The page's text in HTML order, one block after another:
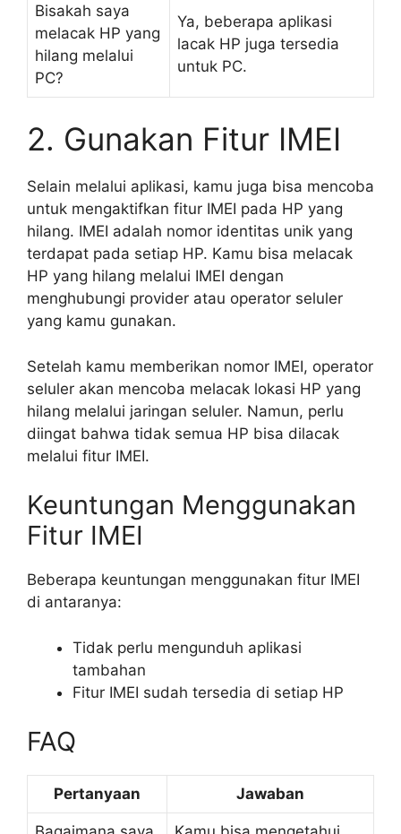
Bisakah saya
melacak HP yang
hilang melalui
PC?
Ya, beberapa aplikasi
lacak HP juga tersedia
untuk PC.
2. Gunakan Fitur IMEI
Selain melalui aplikasi, kamu juga bisa mencoba
untuk mengaktifkan fitur IMEI pada HP yang
hilang. IMEI adalah nomor identitas unik yang
terdapat pada setiap HP. Kamu bisa melacak
HP yang hilang melalui IMEI dengan
menghubungi provider atau operator seluler
yang kamu gunakan.
Setelah kamu memberikan nomor IMEI, operator
seluler akan mencoba melacak lokasi HP yang
hilang melalui jaringan seluler. Namun, perlu
diingat bahwa tidak semua HP bisa dilacak
melalui fitur IMEI.
Keuntungan Menggunakan
Fitur IMEI
Beberapa keuntungan menggunakan fitur IMEI
di antaranya:
Tidak perlu mengunduh aplikasi
tambahan
Fitur IMEI sudah tersedia di setiap HP
FAQ
Pertanyaan Jawaban